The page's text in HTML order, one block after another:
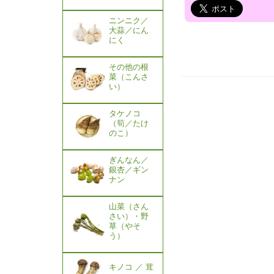
ニンニク／
大蒜／にん
にく
その他の根
菜（こんさ
い）
タケノコ
（筍／たけ
のこ）
ぎんなん／
銀杏／ギン
ナン
山菜（さん
さい）・野
草（やそ
う）
キノコ ／ 茸